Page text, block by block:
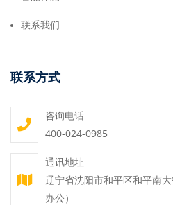
联系我们
联系方式
咨询电话
400-024-0985
通讯地址
辽宁省沈阳市和平区和平南
办公）